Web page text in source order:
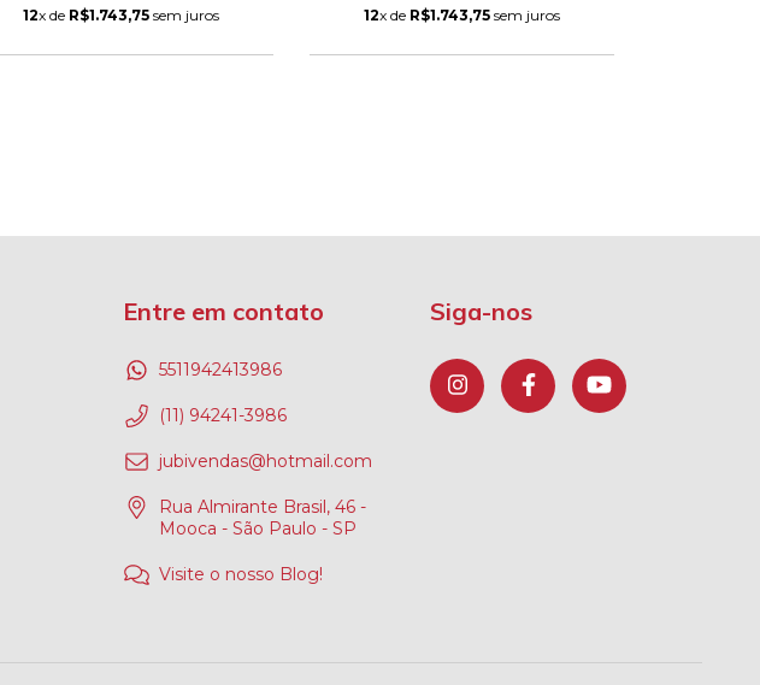
12x de R$1.743,75 sem juros 12x de R$1.743,75 sem juros
Entre em contato
5511942413986
(11) 94241-3986
jubivendas@hotmail.com
Rua Almirante Brasil, 46 -
Mooca - São Paulo - SP
Visite o nosso Blog!
Siga-nos